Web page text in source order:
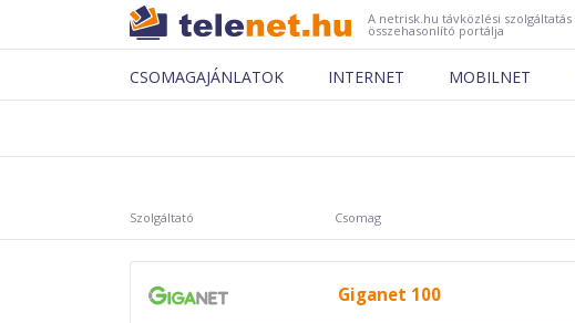
A netrisk.hu távközlési szolgáltatás
összehasonlító portálja
CSOMAGAJÁNLATOK INTERNET MOBILNET
Szolgáltató Csomag
Giganet 100